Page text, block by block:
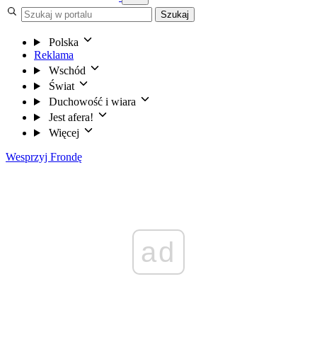
Szukaj
Polska
Reklama
Wschód
Świat
Duchowość i wiara
Jest afera!
Więcej
Wesprzyj Frondę
ad